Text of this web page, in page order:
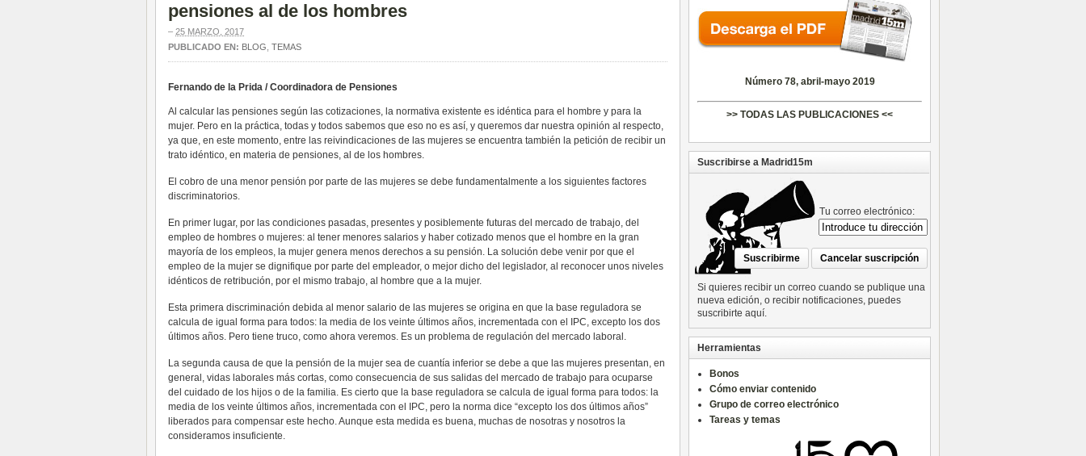
pensiones al de los hombres
– 25 MARZO, 2017
PUBLICADO EN: BLOG TEMAS
Fernando de la Prida / Coordinadora de Pensiones
Al calcular las pensiones según las cotizaciones, la normativa existente es idéntica para el hombre y para la
mujer. Pero en la práctica, todas y todos sabemos que eso no es así, y queremos dar nuestra opinión al respecto,
ya que, en este momento, entre las reivindicaciones de las mujeres se encuentra también la petición de recibir un
trato idéntico, en materia de pensiones, al de los hombres.
El cobro de una menor pensión por parte de las mujeres se debe fundamentalmente a los siguientes factores
discriminatorios.
En primer lugar, por las condiciones pasadas, presentes y posiblemente futuras del mercado de trabajo, del
empleo de hombres o mujeres: al tener menores salarios y haber cotizado menos que el hombre en la gran
mayoría de los empleos, la mujer genera menos derechos a su pensión. La solución debe venir por que el
empleo de la mujer se dignifique por parte del empleador, o mejor dicho del legislador, al reconocer unos niveles
idénticos de retribución, por el mismo trabajo, al hombre que a la mujer.
Esta primera discriminación debida al menor salario de las mujeres se origina en que la base reguladora se
calcula de igual forma para todos: la media de los veinte últimos años, incrementada con el IPC, excepto los dos
últimos años. Pero tiene truco, como ahora veremos. Es un problema de regulación del mercado laboral.
La segunda causa de que la pensión de la mujer sea de cuantía inferior se debe a que las mujeres presentan, en
general, vidas laborales más cortas, como consecuencia de sus salidas del mercado de trabajo para ocuparse
del cuidado de los hijos o de la familia. Es cierto que la base reguladora se calcula de igual forma para todos: la
media de los veinte últimos años, incrementada con el IPC, pero la norma dice “excepto los dos últimos años”
liberados para compensar este hecho. Aunque esta medida es buena, muchas de nosotras y nosotros la
consideramos insuficiente.
Número 78, abril-mayo 2019
>> TODAS LAS PUBLICACIONES <<
Suscribirse a Madrid15m
Tu correo electrónico:
Si quieres recibir un correo cuando se publique una
nueva edición, o recibir notificaciones, puedes
suscribirte aquí.
Herramientas
Bonos
Cómo enviar contenido
Grupo de correo electrónico
Tareas y temas